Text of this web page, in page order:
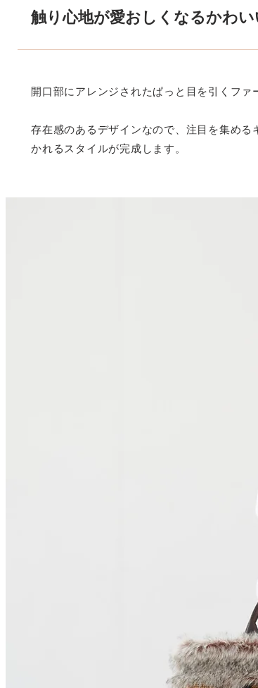
触り心地が愛おしくなるかわい
開口部にアレンジされたぱっと目を引くフ
存在感のあるデザインなので、注目を集める
かれるスタイルが完成します。